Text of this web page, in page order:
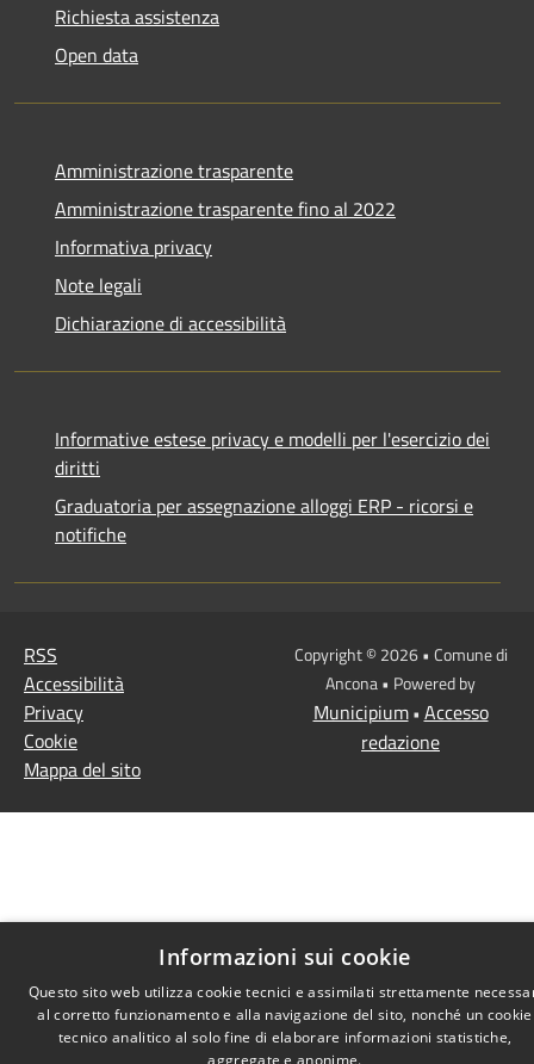
Richiesta assistenza
Open data
Amministrazione trasparente
Amministrazione trasparente fino al 2022
Informativa privacy
Note legali
Dichiarazione di accessibilità
Informative estese privacy e modelli per l'esercizio dei
diritti
Graduatoria per assegnazione alloggi ERP - ricorsi e
notifiche
RSS
Accessibilità
Privacy
Cookie
Mappa del sito
Copyright © 2026 • Comune di
Ancona • Powered by
Municipium• Accesso
redazione
Informazioni sui cookie
Questo sito web utilizza cookie tecnici e assimilati strettamente
al corretto funzionamento e alla navigazione del sito, nonché un cookie
tecnico analitico al solo fine di elaborare informazioni statistiche,
aggregate e anonime.